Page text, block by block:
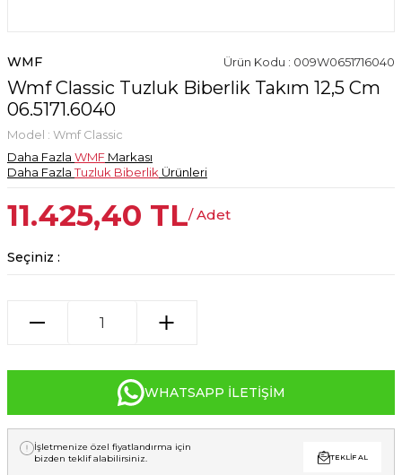
WMF Ürün Kodu : 009W0651716040
Wmf Classic Tuzluk Biberlik Takım 12,5 Cm
06.5171.6040
Model : Wmf Classic
Daha Fazla WMF Markası
Daha FazlaTuzluk Biberlik Ürünleri
11.425,40 TL/ Adet
Seçiniz :
WHATSAPP İLETIŞIM
İşletmenize özel fiyatlandırma için
bizden teklif alabilirsiniz.
TEKLIF AL